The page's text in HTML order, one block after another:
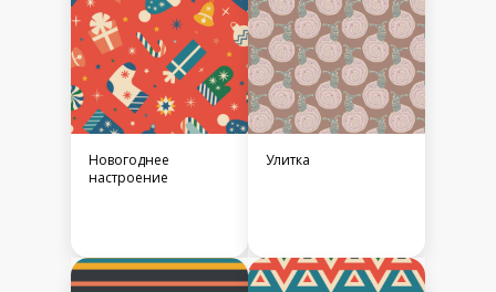
Новогоднее
настроение
Улитка